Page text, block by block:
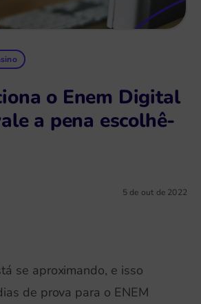
o Enem Digital
a pena escolhê-
5 de out de 2022
se aproximando, e isso
de prova para o ENEM